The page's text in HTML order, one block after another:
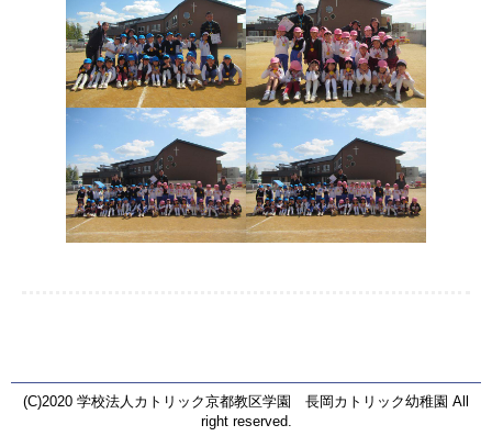
(C)2020 学校法人カトリック京都教区学園 長岡カトリック幼稚園 All
right reserved.